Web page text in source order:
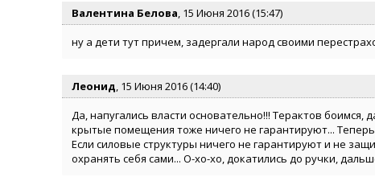
Валентина Белова, 15 Июня 2016 (15:47)
ну а дети тут причем, задергали народ своими
Леонид, 15 Июня 2016 (14:40)
Да, напугались власти основательно!!! Терактов
крытые помещения тоже ничего не гарантируют...
Если силовые структуры ничего не гарантируют и не
охранять себя сами... О-хо-хо, докатились до ручки,